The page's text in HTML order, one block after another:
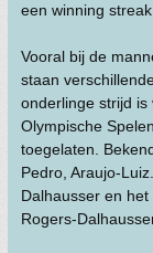
een winning
Vooral bij de
staan
onderlinge strijd
Olympische
toegelaten.
Pedro, Araujo-
Dalhausser en
Rogers-